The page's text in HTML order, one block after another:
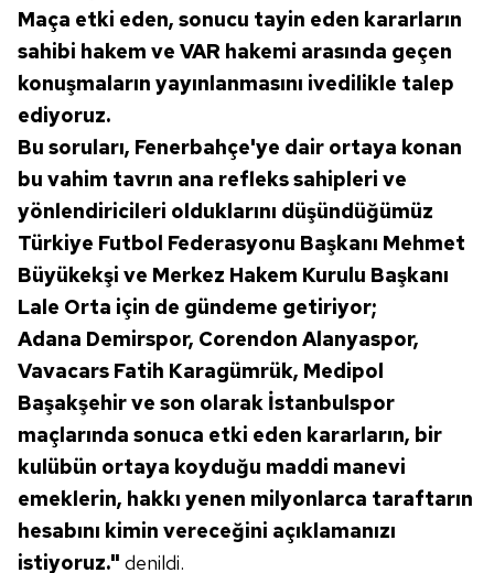
reklam/pazarlama faaliyetlerinin yapılması, amaçlarıyla
sınırlı olarak açık rızanız dahilinde kullanılacaktır.
Çerezlere ilişkin tercihlerinizi aşağıda yer alan panel
vasıtasıyla belirleyebilirsiniz. Çerezlere ilişkin detaylı bilgi
için Ayarlar butonuna tıklayabilir,Çerez Bilgilendirme
Metnimiziziyaret edebilirsiniz.
6698 sayılı Kişisel Verilerin Korunması Kanunu uyarınca
hazırlanmış Aydınlatma Metnimizi okumak ve sitemizde
ilgili mevzuata uygun olarak kullanılan çerezlerle ilgili bilgi
almak için lütfen tıklayınız.
Maça etki eden, sonucu tayin eden kararların
sahibi hakem ve VAR hakemi arasında geçen
konuşmaların yayınlanmasını ivedilikle talep
ediyoruz.
Bu soruları, Fenerbahçe'ye dair ortaya konan
bu vahim tavrın ana refleks sahipleri ve
yönlendiricileri olduklarını düşündüğümüz
Türkiye Futbol Federasyonu Başkanı Mehmet
Büyükekşi ve Merkez Hakem Kurulu Başkanı
Lale Orta için de gündeme getiriyor;
Adana Demirspor, Corendon Alanyaspor,
Vavacars Fatih Karagümrük, Medipol
Başakşehir ve son olarak İstanbulspor
maçlarında sonuca etki eden kararların, bir
kulübün ortaya koyduğu maddi manevi
emeklerin, hakkı yenen milyonlarca taraftarın
hesabını kimin vereceğini açıklamanızı
istiyoruz." denildi.